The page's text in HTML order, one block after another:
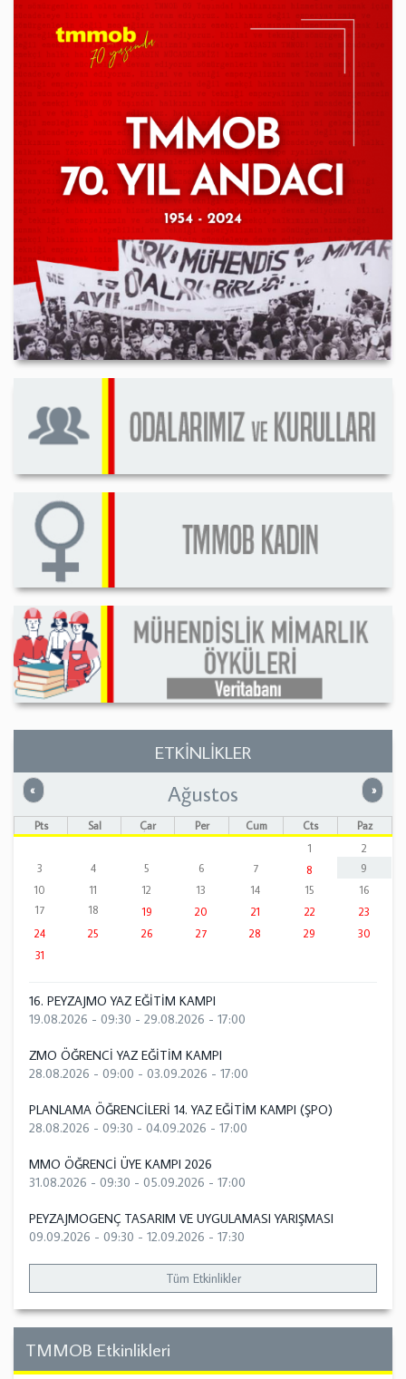
ETKİNLİKLER
« Önceki »
Ağustos
Pts Sal Çar Per Cum Cts
Paz
1
2
3
4 5 6 7 8
9
10
11 12 13 14 15
16
17
18 19 20 21 22
23
24
25 26 27 28 29
30
31
16. PEYZAJMO YAZ EĞİTİM KAMPI
19.08.2026 - 09:30 - 29.08.2026 - 17:00
ZMO ÖĞRENCİ YAZ EĞİTİM KAMPI
28.08.2026 - 09:00 - 03.09.2026 - 17:00
PLANLAMA ÖĞRENCİLERİ 14. YAZ EĞİTİM KAMPI (ŞPO)
28.08.2026 - 09:30 - 04.09.2026 - 17:00
MMO ÖĞRENCİ ÜYE KAMPI 2026
31.08.2026 - 09:30 - 05.09.2026 - 17:00
PEYZAJMOGENÇ TASARIM VE UYGULAMASI YARIŞMASI
09.09.2026 - 09:30 - 12.09.2026 - 17:30
Tüm Etkinlikler
TMMOB Etkinlikleri